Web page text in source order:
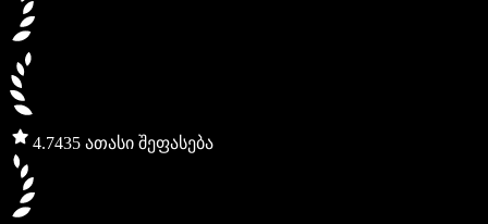
4.7435 ათასი შეფასება